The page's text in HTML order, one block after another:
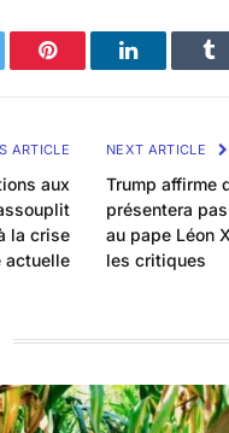
Pinterest LinkedIn
ARTICLE
aux
la crise
actuelle
NEXT ARTICLE
Trump affirme
présentera
au pape Léon
les critiques